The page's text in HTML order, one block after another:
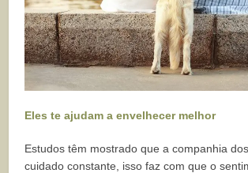
Eles te ajudam a envelhecer melhor
Estudos têm mostrado que a companhia
cuidado constante, isso faz com que o